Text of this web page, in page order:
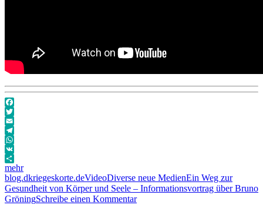
Facebook
Twitter
Email
Telegram
WhatsApp
VK
mehr
Autor
blog.dkriegeskorte.deVeröffentlicht
am
Format
VideoKategorien
Diverse neue MedienSchlagwörter
Ein Weg zur
Gesundheit von Körper und Seele – Informationsvortrag über Bruno
GröningSchreibe einen Kommentarzu